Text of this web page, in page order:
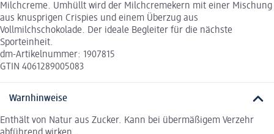
Milchcreme. Umhüllt wird der Milchcremekern mit einer Mischung
aus knusprigen Crispies und einem Überzug aus
Vollmilchschokolade. Der ideale Begleiter für die nächste
Sporteinheit.
dm-Artikelnummer: 1907815
GTIN 4061289005083
Warnhinweise
Enthält von Natur aus Zucker. Kann bei übermäßigem Verzehr